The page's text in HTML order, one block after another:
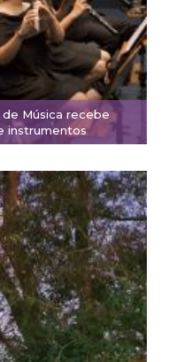
Música recebe
instrumentos